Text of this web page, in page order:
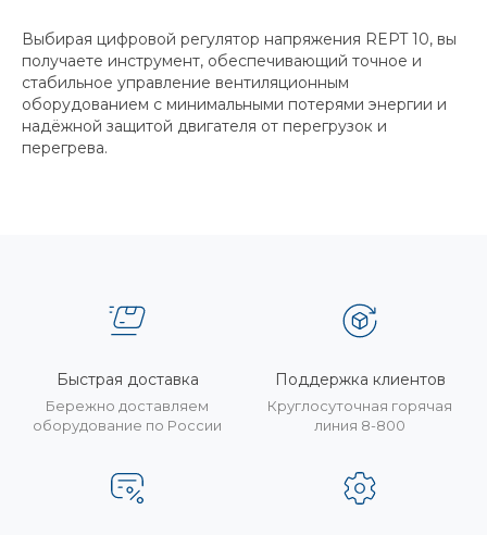
Выбирая цифровой регулятор напряжения REPT 10, вы
получаете инструмент, обеспечивающий точное и
стабильное управление вентиляционным
оборудованием с минимальными потерями энергии и
надёжной защитой двигателя от перегрузок и
перегрева.
Быстрая доставка
Бережно доставляем
оборудование по России
Поддержка клиентов
Круглосуточная горячая
линия 8-800